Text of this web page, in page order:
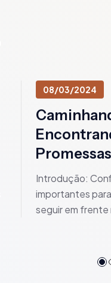
08/03/2024
Introdução:
importantes
seguir em frente